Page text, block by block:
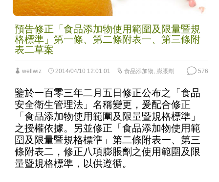
預告修正「食品添加物使用範圍及限量暨規
格標準」第一條、第二條附表一、第三條附
表二草案
wellwiz 2014/04/10 12:01:01 食品添加物, 膨脹劑 576
鑒於一百零三年二月五日修正公布之「食品
安全衛生管理法」名稱變更，爰配合修正
「食品添加物使用範圍及限量暨規格標準」
之授權依據。另並修正「食品添加物使用範
圍及限量暨規格標準」第二條附表一、第三
條附表二，修正八項膨脹劑之使用範圍及限
量暨規格標準，以供遵循。